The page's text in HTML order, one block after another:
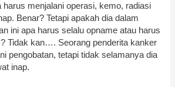
harus menjalani operasi, kemo, radiasi
Benar? Tetapi apakah dia dalam
ini apa harus selalu opname atau harus
Tidak kan…. Seorang penderita kanker
pengobatan, tetapi tidak selamanya dia
inap.